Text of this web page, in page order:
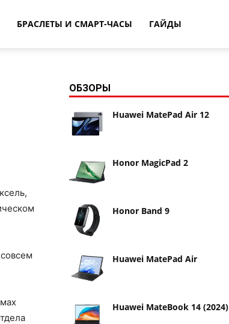
БРАСЛЕТЫ И СМАРТ-ЧАСЫ ГАЙДЫ
ОБЗОРЫ
Huawei MatePad Air 12
Honor MagicPad 2
Honor Band 9
Huawei MatePad Air
Huawei MateBook 14 (2024)